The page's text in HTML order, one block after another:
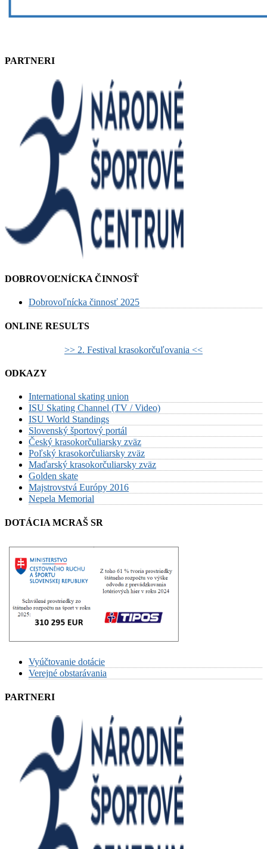
PARTNERI
DOBROVOĽNÍCKA ČINNOSŤ
Dobrovoľnícka činnosť 2025
ONLINE RESULTS
>> 2. Festival krasokorčuľovania <<
ODKAZY
International skating union
ISU Skating Channel (TV / Video)
ISU World Standings
Slovenský športový portál
Český krasokorčuliarsky zväz
Poľský krasokorčuliarsky zväz
Maďarský krasokorčuliarsky zväz
Golden skate
Majstrovstvá Európy 2016
Nepela Memorial
DOTÁCIA MCRAŠ SR
Vyúčtovanie dotácie
Verejné obstarávania
PARTNERI